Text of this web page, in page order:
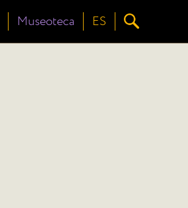
Museoteca ES